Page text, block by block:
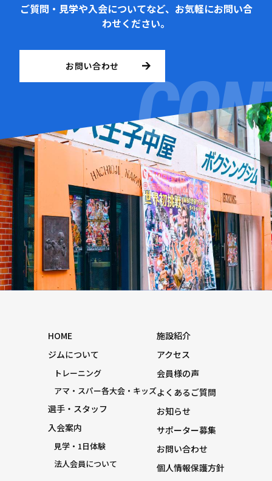
ご質問・見学や入会についてなど、お気軽にお問い合
わせください。
お問い合わせ
HOME
ジムについて
トレーニング
アマ・スパー各大会・キッズ
選手・スタッフ
入会案内
見学・1日体験
法人会員について
施設紹介
アクセス
会員様の声
よくあるご質問
お知らせ
サポーター募集
お問い合わせ
個人情報保護方針